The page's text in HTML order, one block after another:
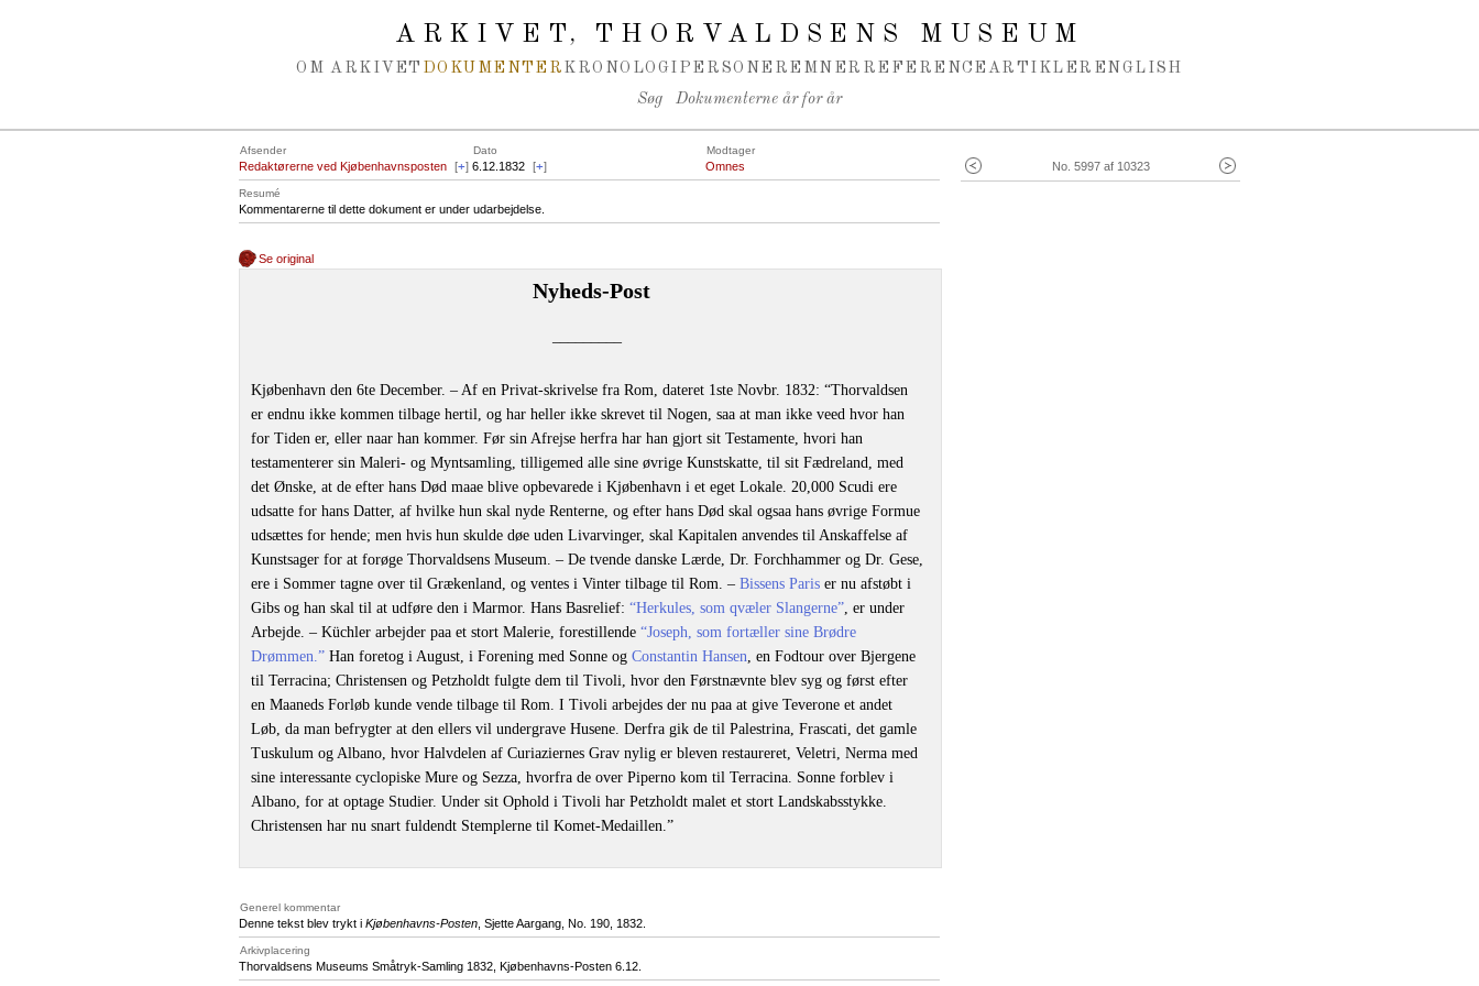
ARKIVET, THORVALDSENS MUSEUM
OM ARKIVET DOKUMENTER KRONOLOGI PERSONER EMNER REFERENCEARTIKLER ENGLISH
Søg Dokumenterne år for år
No. 5997 af 10323
Afsender Dato Modtager
Redaktørerne ved Kjøbenhavnsposten [+] 6.12.1832 [+] Omnes
Resumé
Kommentarerne til dette dokument er under udarbejdelse.
Se original
Nyheds-Post
–––––––––
Kjøbenhavn den 6te December. – Af en Privat-skrivelse fra Rom, dateret 1ste Novbr. 1832: “Thorvaldsen
er endnu ikke kommen tilbage hertil, og har heller ikke skrevet til Nogen, saa at man ikke veed hvor han
for Tiden er, eller naar han kommer. Før sin Afrejse herfra har han gjort sit Testamente, hvori han
testamenterer sin Maleri- og Myntsamling, tilligemed alle sine øvrige Kunstskatte, til sit Fædreland, med
det Ønske, at de efter hans Død maae blive opbevarede i Kjøbenhavn i et eget Lokale. 20,000 Scudi ere
udsatte for hans Datter, af hvilke hun skal nyde Renterne, og efter hans Død skal ogsaa hans øvrige Formue
udsættes for hende; men hvis hun skulde døe uden Livarvinger, skal Kapitalen anvendes til Anskaffelse af
Kunstsager for at forøge Thorvaldsens Museum. – De tvende danske Lærde, Dr. Forchhammer og Dr. Gese,
ere i Sommer tagne over til Grækenland, og ventes i Vinter tilbage til Rom. – Bissens Paris er nu afstøbt i
Gibs og han skal til at udføre den i Marmor. Hans Basrelief: “Herkules, som qvæler Slangerne”, er under
Arbejde. – Küchler arbejder paa et stort Malerie, forestillende “Joseph, som fortæller sine Brødre
Drømmen.” Han foretog i August, i Forening med Sonne og Constantin Hansen, en Fodtour over Bjergene
til Terracina; Christensen og Petzholdt fulgte dem til Tivoli, hvor den Førstnævnte blev syg og først efter
en Maaneds Forløb kunde vende tilbage til Rom. I Tivoli arbejdes der nu paa at give Teverone et andet
Løb, da man befrygter at den ellers vil undergrave Husene. Derfra gik de til Palestrina, Frascati, det gamle
Tuskulum og Albano, hvor Halvdelen af Curiaziernes Grav nylig er bleven restaureret, Veletri, Nerma med
sine interessante cyclopiske Mure og Sezza, hvorfra de over Piperno kom til Terracina. Sonne forblev i
Albano, for at optage Studier. Under sit Ophold i Tivoli har Petzholdt malet et stort Landskabsstykke.
Christensen har nu snart fuldendt Stemplerne til Komet-Medaillen.”
Generel kommentar
Denne tekst blev trykt i Kjøbenhavns-Posten , Sjette Aargang, No. 190, 1832.
Arkivplacering
Thorvaldsens Museums Småtryk-Samling 1832, Kjøbenhavns-Posten 6.12.